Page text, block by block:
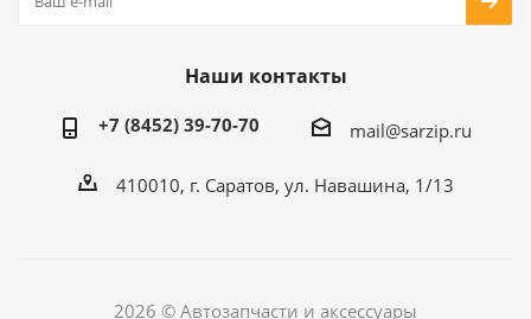
Наши контакты
+7 (8452) 39-70-70 mail@sarzip.ru
410010, г. Саратов, ул. Навашина, 1/13
2026 © Автозапчасти и аксессуары